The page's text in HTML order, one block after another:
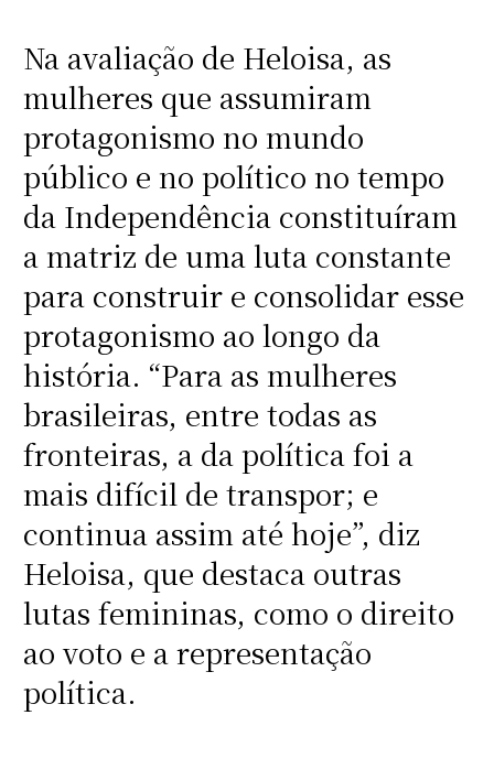
Na avaliação de Heloisa, as
mulheres que assumiram
protagonismo no mundo
público e no político no tempo
da Independência constituíram
a matriz de uma luta constante
para construir e consolidar esse
protagonismo ao longo da
história. “Para as mulheres
brasileiras, entre todas as
fronteiras, a da política foi a
mais difícil de transpor; e
continua assim até hoje”, diz
Heloisa, que destaca outras
lutas femininas, como o direito
ao voto e a representação
política.